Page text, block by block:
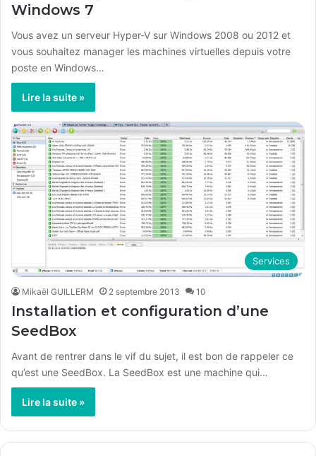
Windows 7
Vous avez un serveur Hyper-V sur Windows 2008 ou 2012 et
vous souhaitez manager les machines virtuelles depuis votre
poste en Windows…
Lire la suite »
Services
Mikaël GUILLERM 2 septembre 2013 10
Installation et configuration d’une
SeedBox
Avant de rentrer dans le vif du sujet, il est bon de rappeler ce
qu’est une SeedBox. La SeedBox est une machine qui…
Lire la suite »